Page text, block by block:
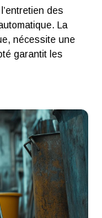
des
La
nécessite une
garantit les